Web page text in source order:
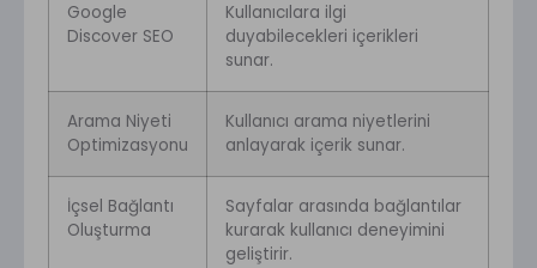
Google
Discover SEO
Kullanıcılara ilgi
duyabilecekleri içerikleri
sunar.
Arama Niyeti
Optimizasyonu
Kullanıcı arama niyetlerini
anlayarak içerik sunar.
İçsel Bağlantı
Oluşturma
Sayfalar arasında bağlantılar
kurarak kullanıcı deneyimini
geliştirir.